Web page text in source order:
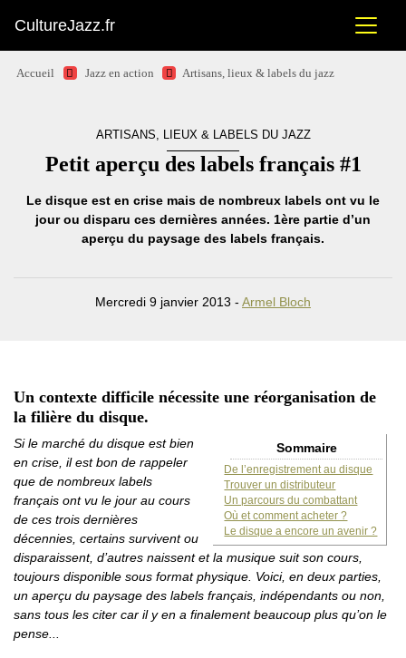
CultureJazz.fr
Accueil Jazz en action Artisans, lieux & labels du jazz
ARTISANS, LIEUX & LABELS DU JAZZ
Petit aperçu des labels français #1
Le disque est en crise mais de nombreux labels ont vu le
jour ou disparu ces dernières années. 1ère partie d’un
aperçu du paysage des labels français.
Mercredi 9 janvier 2013 - Armel Bloch
Un contexte difficile nécessite une réorganisation de
la filière du disque.
Sommaire
De l’enregistrement au disque
Trouver un distributeur
Un parcours du combattant
Où et comment acheter ?
Le disque a encore un avenir ?
Si le marché du disque est bien
en crise, il est bon de rappeler
que de nombreux labels
français ont vu le jour au cours
de ces trois dernières
décennies, certains survivent ou
disparaissent, d’autres naissent et la musique suit son cours,
toujours disponible sous format physique. Voici, en deux parties,
un aperçu du paysage des labels français, indépendants ou non,
sans tous les citer car il y en a finalement beaucoup plus qu’on le
pense...